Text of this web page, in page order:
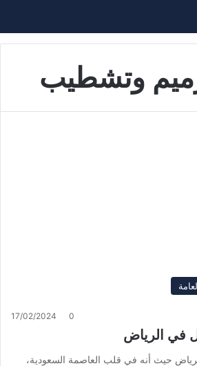
وتشطيب
17/02/2024
في الرياض
حيث أنه في قلب العاصمة السعودية،